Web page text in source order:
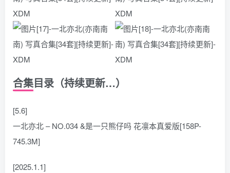
合集目录（持续更新…）
[5.6]
一北亦北 – NO.034 &是一只熊仔吗 花凛本真爱版[158P-
745.3M]
[2025.1.1]